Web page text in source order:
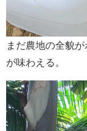
まだ農地の全貌
が味わえる。